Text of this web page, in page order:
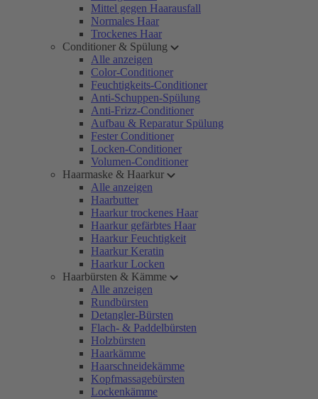
Mittel gegen Haarausfall
Normales Haar
Trockenes Haar
Conditioner & Spülung
Alle anzeigen
Color-Conditioner
Feuchtigkeits-Conditioner
Anti-Schuppen-Spülung
Anti-Frizz-Conditioner
Aufbau & Reparatur Spülung
Fester Conditioner
Locken-Conditioner
Volumen-Conditioner
Haarmaske & Haarkur
Alle anzeigen
Haarbutter
Haarkur trockenes Haar
Haarkur gefärbtes Haar
Haarkur Feuchtigkeit
Haarkur Keratin
Haarkur Locken
Haarbürsten & Kämme
Alle anzeigen
Rundbürsten
Detangler-Bürsten
Flach- & Paddelbürsten
Holzbürsten
Haarkämme
Haarschneidekämme
Kopfmassagebürsten
Lockenkämme